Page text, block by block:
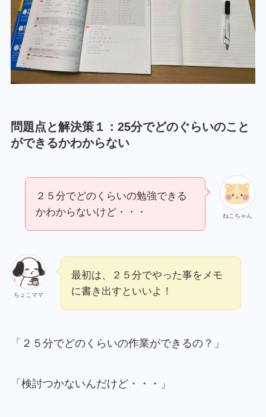
問題点と解決策１：25分でどのぐらいのこと
ができるかわからない
ねこちゃん
２５分でどのくらいの勉強できる
かわからないけど・・・
ちょこママ
最初は、２５分でやった事をメモ
に書き出すといいよ！
「２５分でどのくらいの作業ができるの？」
「検討つかないんだけど・・・」